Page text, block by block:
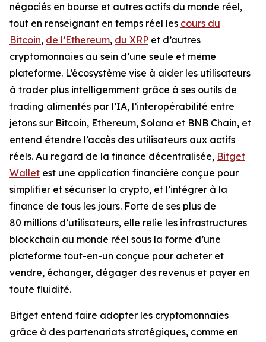
négociés en bourse et autres actifs du monde réel,
tout en renseignant en temps réel les cours du
Bitcoin, de l’Ethereum, du XRP et d’autres
cryptomonnaies au sein d’une seule et même
plateforme. L’écosystème vise à aider les utilisateurs
à trader plus intelligemment grâce à ses outils de
trading alimentés par l’IA, l’interopérabilité entre
jetons sur Bitcoin, Ethereum, Solana et BNB Chain, et
entend étendre l’accès des utilisateurs aux actifs
réels. Au regard de la finance décentralisée, Bitget
Wallet est une application financière conçue pour
simplifier et sécuriser la crypto, et l’intégrer à la
finance de tous les jours. Forte de ses plus de
80 millions d’utilisateurs, elle relie les infrastructures
blockchain au monde réel sous la forme d’une
plateforme tout-en-un conçue pour acheter et
vendre, échanger, dégager des revenus et payer en
toute fluidité.
Bitget entend faire adopter les cryptomonnaies
grâce à des partenariats stratégiques, comme en